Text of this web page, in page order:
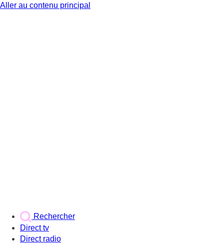
Aller au contenu principal
Rechercher
Direct tv
Direct radio